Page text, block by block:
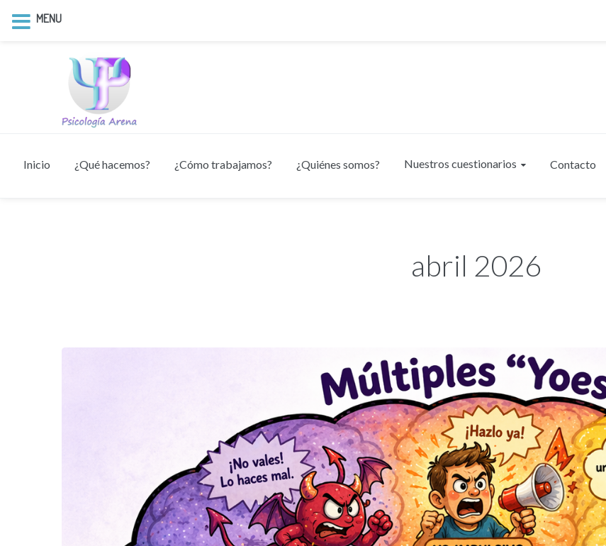
Inicio ¿Qué hacemos? ¿Cómo trabajamos? ¿Quiénes somos? Nuestros cuestionarios Contacto
abril 2026
MENU